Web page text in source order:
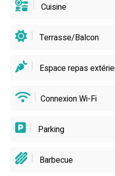
Cuisine
Terrasse/Balcon
Espace repas
Connexion Wi-Fi
Parking
Barbecue